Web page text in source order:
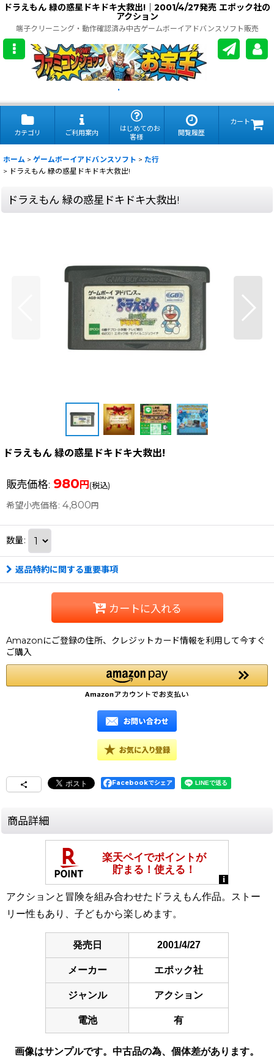
ドラえもん 緑の惑星ドキドキ大救出!｜2001/4/27発売 エポック社の
アクション
端子クリーニング・動作確認済み中古ゲームボーイアドバンスソフト販売
.
カテゴリ ご利用案内
はじめてのお
客様
閲覧履歴
カート
ホーム > ゲームボーイアドバンスソフト > た行
> ドラえもん 緑の惑星ドキドキ大救出!
ドラえもん 緑の惑星ドキドキ大救出!
ドラえもん 緑の惑星ドキドキ大救出!
販売価格: 980 円 (税込)
希望小売価格: 4,800 円
数量:
返品特約に関する重要事項
カートに入れる
Amazonにご登録の住所、クレジットカード情報を利用して今すぐ
ご購入
Facebookでシェア
商品詳細
アクションと冒険を組み合わせたドラえもん作品。ストー
リー性もあり、子どもから楽しめます。
発売日 2001/4/27
メーカー エポック社
ジャンル アクション
電池 有
画像はサンプルです。中古品の為、個体差があります。